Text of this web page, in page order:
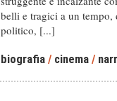
belli e tragici a un tempo,
politico, [...]
biografia / cinema /